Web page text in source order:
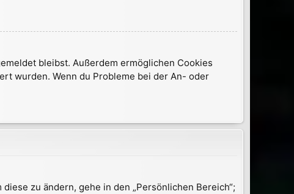
bleibst. Außerdem ermöglichen Cookies
wurden. Wenn du Probleme bei der An- oder
zu ändern, gehe in den „Persönlichen Bereich“;